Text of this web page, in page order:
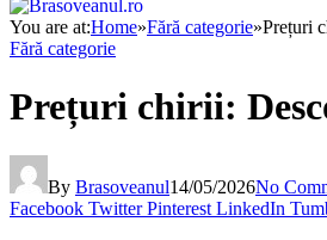
You are at:Home»Fără categorie»Prețuri
Fără categorie
Prețuri chirii:
By Brasoveanul14/05/2026No
Facebook Twitter Pinterest LinkedIn